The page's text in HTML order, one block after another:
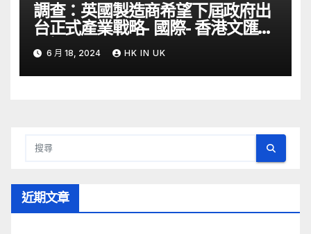
調查：英國製造商希望下屆政府出
台正式產業戰略- 國際- 香港文匯網
– 文匯報
6 月 18, 2024 HK IN UK
近期文章